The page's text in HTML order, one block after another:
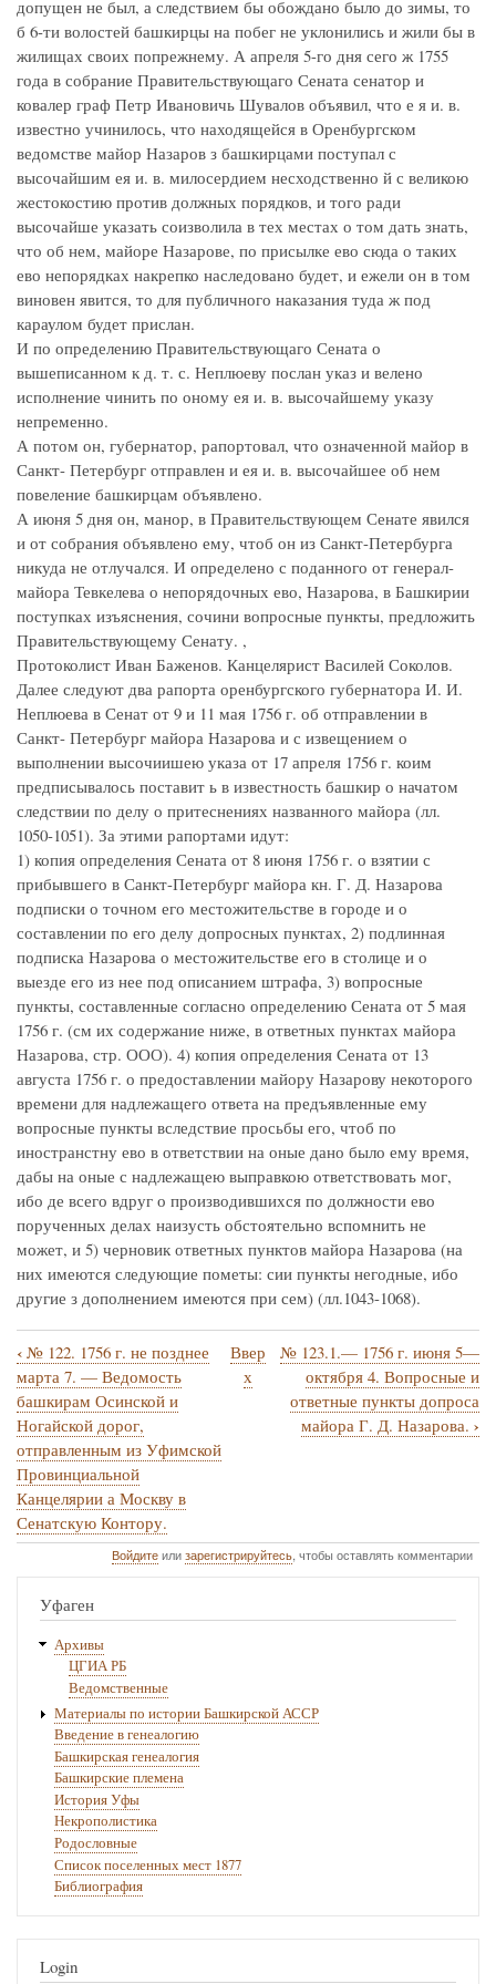
допущен не был, а следствием бы обождано было до зимы, то
б 6-ти волостей башкирцы на побег не уклонились и жили бы в
жилищах своих попрежнему. А апреля 5-го дня сего ж 1755
года в собрание Правительствующаго Сената сенатор и
ковалер граф Петр Ивановичь Шувалов объявил, что е я и. в.
известно учинилось, что находящейся в Оренбургском
ведомстве майор Назаров з башкирцами поступал с
высочайшим ея и. в. милосердием несходственно й с великою
жестокостию против должных порядков, и того ради
высочайше указать соизволила в тех местах о том дать знать,
что об нем, майоре Назарове, по присылке ево сюда о таких
ево непорядках накрепко наследовано будет, и ежели он в том
виновен явится, то для публичного наказания туда ж под
караулом будет прислан.
И по определению Правительствующаго Сената о
вышеписанном к д. т. с. Неплюеву послан указ и велено
исполнение чинить по оному ея и. в. высочайшему указу
непременно.
А потом он, губернатор, рапортовал, что означенной майор в
Санкт- Петербург отправлен и ея и. в. высочайшее об нем
повеление башкирцам объявлено.
А июня 5 дня он, манор, в Правительствующем Сенате явился
и от собрания объявлено ему, чтоб он из Санкт-Петербурга
никуда не отлучался. И определено с поданного от генерал-
майора Тевкелева о непорядочных ево, Назарова, в Башкирии
поступках изъяснения, сочини вопросные пункты, предложить
Правительствующему Сенату. ,
Протоколист Иван Баженов. Канцелярист Василей Соколов.
Далее следуют два рапорта оренбургского губернатора И. И.
Неплюева в Сенат от 9 и 11 мая 1756 г. об отправлении в
Санкт- Петербург майора Назарова и с извещением о
выполнении высочиишею указа от 17 апреля 1756 г. коим
предписывалось поставит ь в известность башкир о начатом
следствии по делу о притеснениях названного майора (лл.
1050-1051). За этими рапортами идут:
1) копия определения Сената от 8 июня 1756 г. о взятии с
прибывшего в Санкт-Петербург майора кн. Г. Д. Назарова
подписки о точном его местожительстве в городе и о
составлении по его делу допросных пунктах, 2) подлинная
подписка Назарова о местожительстве его в столице и о
выезде его из нее под описанием штрафа, 3) вопросные
пункты, составленные согласно определению Сената от 5 мая
1756 г. (см их содержание ниже, в ответных пунктах майора
Назарова, стр. ООО). 4) копия определения Сената от 13
августа 1756 г. о предоставлении майору Назарову некоторого
времени для надлежащего ответа на предъявленные ему
вопросные пункты вследствие просьбы его, чтоб по
иностранстну ево в ответствии на оные дано было ему время,
дабы на оные с надлежащею выправкою ответствовать мог,
ибо де всего вдруг о производившихся по должности ево
порученных делах наизусть обстоятельно вспомнить не
может, и 5) черновик ответных пунктов майора Назарова (на
них имеются следующие пометы: сии пункты негодные, ибо
другие з дополнением имеются при сем) (лл.1043-1068).
Перекрёстные
ссылки
книги
для
№
123.
ранее
июня
1758
января
Следственное
дело
‹ № 122. 1756 г. не позднее
марта 7. — Ведомость
башкирам Осинской и
Ногайской дорог,
отправленным из Уфимской
Провинциальной
Канцелярии а Москву в
Сенатскую Контору.
Ввер
х
№ 123.1.— 1756 г. июня 5—
октября 4. Вопросные и
ответные пункты допроса
майора Г. Д. Назарова. ›
Войдитеилизарегистрируйтесь, чтобы оставлять комментарии
Уфаген
Архивы
ЦГИА РБ
Ведомственные
Материалы по истории Башкирской АССР
Введение в генеалогию
Башкирская генеалогия
Башкирские племена
История Уфы
Некрополистика
Родословные
Список поселенных мест 1877
Библиография
Login